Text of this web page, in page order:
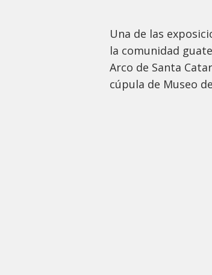
Una de las
la comunidad
Arco de Santa
cúpula de Museo